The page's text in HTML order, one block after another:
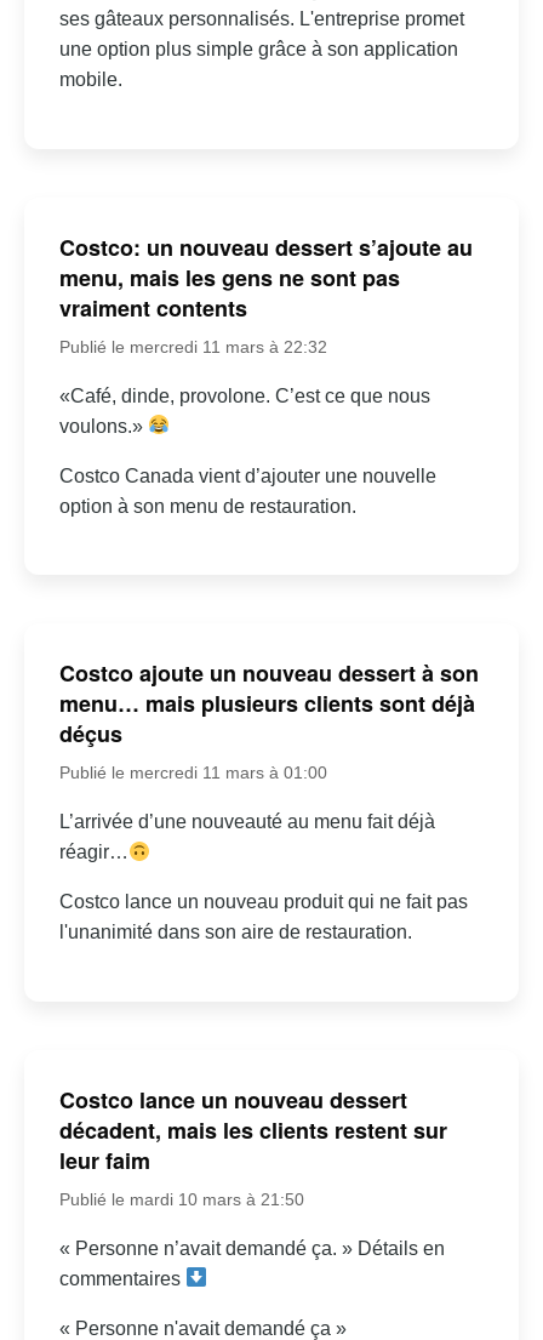
ses gâteaux personnalisés. L'entreprise promet
une option plus simple grâce à son application
mobile.
Costco: un nouveau dessert s’ajoute au
menu, mais les gens ne sont pas
vraiment contents
Publié le mercredi 11 mars à 22:32
«Café, dinde, provolone. C’est ce que nous
voulons.»
Costco Canada vient d’ajouter une nouvelle
option à son menu de restauration.
Costco ajoute un nouveau dessert à son
menu… mais plusieurs clients sont déjà
déçus
Publié le mercredi 11 mars à 01:00
L’arrivée d’une nouveauté au menu fait déjà
réagir…
Costco lance un nouveau produit qui ne fait pas
l'unanimité dans son aire de restauration.
Costco lance un nouveau dessert
décadent, mais les clients restent sur
leur faim
Publié le mardi 10 mars à 21:50
« Personne n’avait demandé ça. » Détails en
commentaires
« Personne n'avait demandé ça »